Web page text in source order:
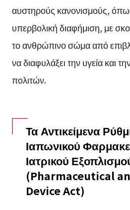
αυστηρούς κανονισμούς,
υπερβολική διαφήμιση, με
το ανθρώπινο σώμα από
να διαφυλάξει την υγεία και
πολιτών.
Τα Αντικείμενα
Ιαπωνικού
Ιατρικού
(Pharmaceutical
Device Act)